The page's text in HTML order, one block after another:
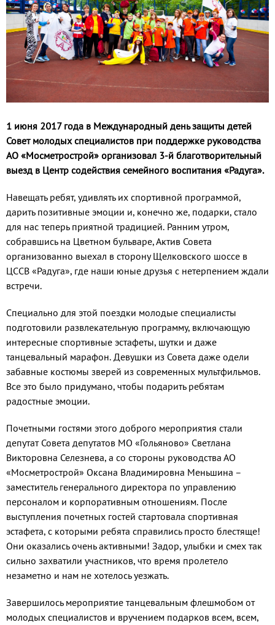
1 июня 2017 года в Международный день защиты детей
Совет молодых специалистов при поддержке руководства
АО «Мосметрострой» организовал 3-й благотворительный
выезд в Центр содействия семейного воспитания «Радуга».
Навещать ребят, удивлять их спортивной программой,
дарить позитивные эмоции и, конечно же, подарки, стало
для нас теперь приятной традицией. Ранним утром,
собравшись на Цветном бульваре, Актив Совета
организованно выехал в сторону Щелковского шоссе в
ЦССВ «Радуга», где наши юные друзья с нетерпением ждали
встречи.
Специально для этой поездки молодые специалисты
подготовили развлекательную программу, включающую
интересные спортивные эстафеты, шутки и даже
танцевальный марафон. Девушки из Совета даже одели
забавные костюмы зверей из современных мультфильмов.
Все это было придумано, чтобы подарить ребятам
радостные эмоции.
Почетными гостями этого доброго мероприятия стали
депутат Совета депутатов МО «Гольяново» Светлана
Викторовна Селезнева, а со стороны руководства АО
«Мосметрострой» Оксана Владимировна Меньшина –
заместитель генерального директора по управлению
персоналом и корпоративным отношениям. После
выступления почетных гостей стартовала спортивная
эстафета, с которыми ребята справились просто блестяще!
Они оказались очень активными! Задор, улыбки и смех так
сильно захватили участников, что время пролетело
незаметно и нам не хотелось уезжать.
Завершилось мероприятие танцевальным флешмобом от
молодых специалистов и вручением подарков всем, всем,